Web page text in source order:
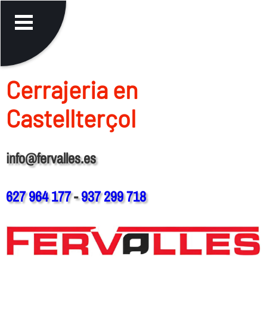
Cerrajeria en
Castellterçol
info@fervalles.es
627 964 177-937 299 718